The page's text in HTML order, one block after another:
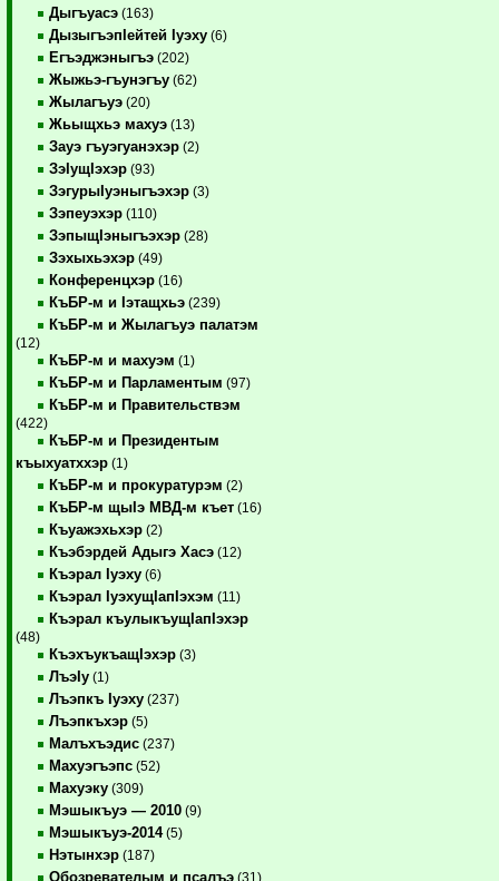
Дыгъуасэ (163)
ДызыгъэпIейтей Iуэху (6)
Егъэджэныгъэ (202)
Жыжьэ-гъунэгъу (62)
Жылагъуэ (20)
Жьыщхьэ махуэ (13)
Зауэ гъуэгуанэхэр (2)
ЗэIущIэхэр (93)
ЗэгурыIуэныгъэхэр (3)
Зэпеуэхэр (110)
ЗэпыщIэныгъэхэр (28)
Зэхыхьэхэр (49)
Конференцхэр (16)
КъБР-м и Iэтащхьэ (239)
КъБР-м и Жылагъуэ палатэм
(12)
КъБР-м и махуэм (1)
КъБР-м и Парламентым (97)
КъБР-м и Правительствэм
(422)
КъБР-м и Президентым
къыхуатххэр (1)
КъБР-м и прокуратурэм (2)
КъБР-м щыIэ МВД-м къет (16)
Къуажэхьхэр (2)
Къэбэрдей Адыгэ Хасэ (12)
Къэрал Iуэху (6)
Къэрал IуэхущIапIэхэм (11)
Къэрал къулыкъущIапIэхэр
(48)
КъэхъукъащIэхэр (3)
ЛъэIу (1)
Лъэпкъ Iуэху (237)
Лъэпкъхэр (5)
Малъхъэдис (237)
Махуэгъэпс (52)
Махуэку (309)
Мэшыкъуэ — 2010 (9)
Мэшыкъуэ-2014(5)
Нэтынхэр (187)
Обозревателым и псалъэ (31)